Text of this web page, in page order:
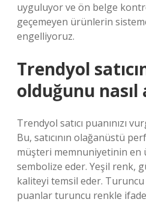
uyguluyor ve ön belge
geçemeyen ürünlerin
engelliyoruz.
Trendyol
olduğunu nasıl
‍‍Trendyol satıcı puanınızı
Bu, satıcının olağanüstü
müşteri memnuniyetinin en
sembolize eder. Yeşil renk,
kaliteyi temsil eder. Turuncu
puanlar turuncu renkle